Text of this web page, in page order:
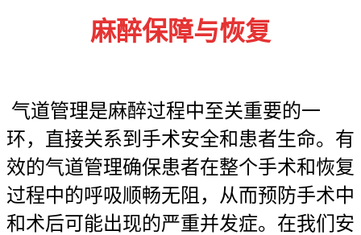
麻醉保障与恢复
气道管理是麻醉过程中至关重要的一
环，直接关系到手术安全和患者生命。有
效的气道管理确保患者在整个手术和恢复
过程中的呼吸顺畅无阻，从而预防手术中
和术后可能出现的严重并发症。在我们安